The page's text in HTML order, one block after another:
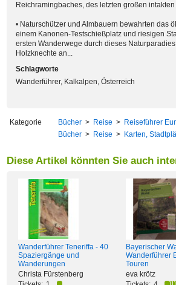
Reichramingbaches, des letzten großen
• Naturschützer und Almbauern bewahrten das
einem Kanonen-Testschießplatz und riesigen
ersten Wanderwege durch dieses
Holzknechte an...
Schlagworte
Wanderführer, Kalkalpen, Österreich
Kategorie Bücher > Reise > Reiseführer
Bücher > Reise > Karten,
Diese Artikel könnten Sie auch
Wanderführer Teneriffa - 40
Spaziergänge und
Wanderungen
Christa Fürstenberg
Bayerischer
Wanderführer
Touren
eva krötz